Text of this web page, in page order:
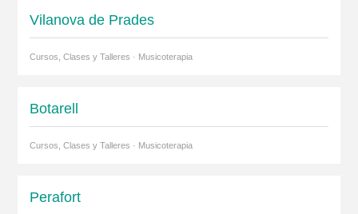
Vilanova de Prades
Cursos, Clases y Talleres · Musicoterapia
Botarell
Cursos, Clases y Talleres · Musicoterapia
Perafort